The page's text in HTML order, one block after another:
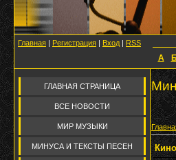
Главная | Регистрация | Вход | RSS
А
ГЛАВНАЯ СТРАНИЦА
ВСЕ НОВОСТИ
МИР МУЗЫКИ
МИНУСА И ТЕКСТЫ ПЕСЕН